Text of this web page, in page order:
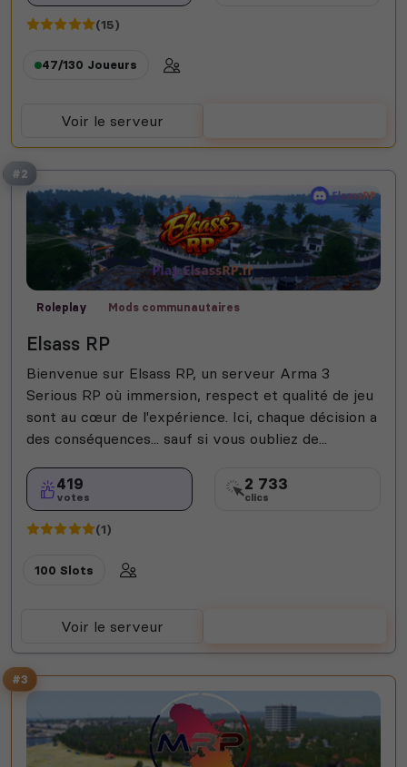
(15)
47/130 Joueurs
Voir le serveur
#2
Roleplay Mods communautaires
Elsass RP
Bienvenue sur Elsass RP, un serveur Arma 3
Serious RP où immersion, respect et qualité de jeu
sont au cœur de l'expérience. Ici, chaque décision a
des conséquences... sauf si vous oubliez de...
419
votes
2 733
clics
(1)
100 Slots
Voir le serveur
#3